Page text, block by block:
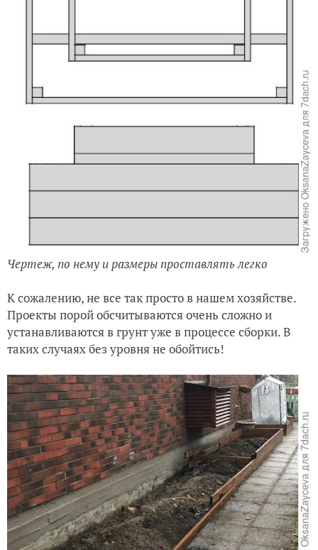
Чертеж, по нему и размеры проставлять легко
К сожалению, не все так просто в нашем хозяйстве.
Проекты порой обсчитываются очень сложно и
устанавливаются в грунт уже в процессе сборки. В
таких случаях без уровня не обойтись!